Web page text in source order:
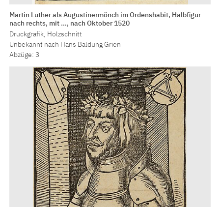
Martin Luther als Augustinermönch im Ordenshabit, Halbfigur
nach rechts, mit …, nach Oktober 1520
Druckgrafik, Holzschnitt
Unbekannt nach Hans Baldung Grien
Abzüge: 3